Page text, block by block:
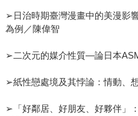
➢日治時期臺灣漫畫中的美漫影
為例／陳偉智
➢二次元的媒介性質—論日本
➢紙性戀處境及其悖論：情動、
➢「好鄰居、好朋友、好夥伴」